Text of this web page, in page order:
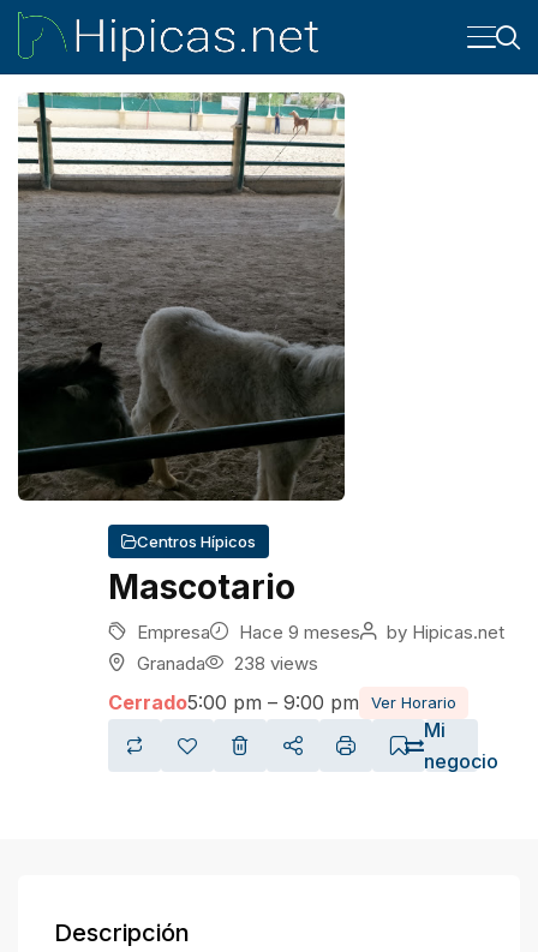
Centros Hípicos
Mascotario
Empresa Hace 9 meses by Hipicas.net
Granada
238 views
Cerrado5:00 pm – 9:00 pm Ver Horario
Mi
negocio
Descripción